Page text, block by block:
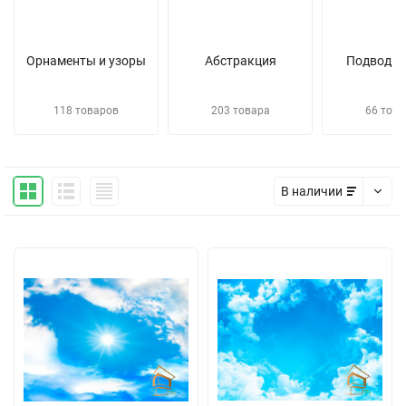
Орнаменты и узоры
118 товаров
Абстракция
203 товара 66
В наличии